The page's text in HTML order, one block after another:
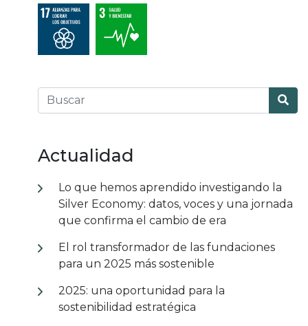
Actualidad
Lo que hemos aprendido investigando la
Silver Economy: datos, voces y una jornada
que confirma el cambio de era
El rol transformador de las fundaciones
para un 2025 más sostenible
2025: una oportunidad para la
sostenibilidad estratégica